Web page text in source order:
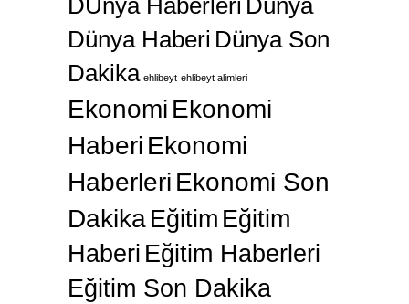
DÜnya Haberleri Dünya
Dünya Haberi Dünya Son
Dakika ehlibeyt ehlibeyt alimleri
Ekonomi Ekonomi
Haberi Ekonomi
Haberleri Ekonomi Son
Dakika Eğitim Eğitim
Haberi Eğitim Haberleri
Eğitim Son Dakika